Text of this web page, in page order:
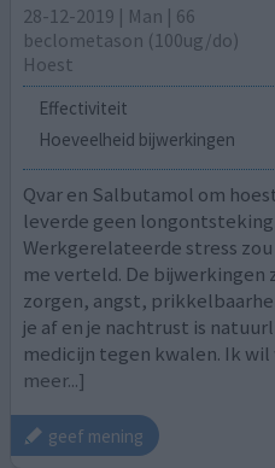
28-12-2019 | Man | 66
beclometason (100ug/do)
Hoest
Effectiviteit
Hoeveelheid bijwerkingen
Qvar en Salbutamol om
leverde geen
Werkgerelateerde stress
me verteld. De bijwerkingen
zorgen, angst,
je af en je nachtrust is
medicijn tegen kwalen. Ik
meer...]
geef mening